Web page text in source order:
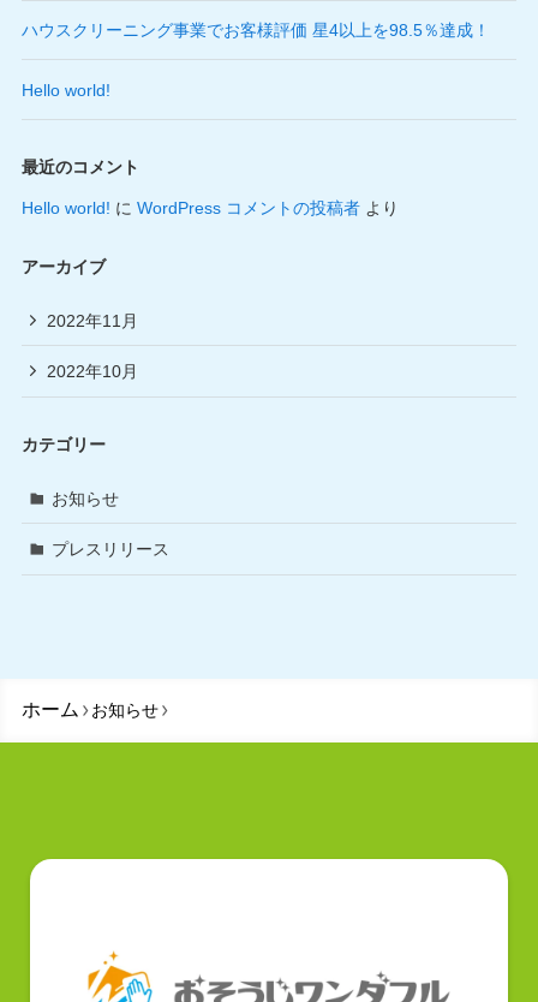
ハウスクリーニング事業でお客様評価 星4以上を98.5％達成！
Hello world!
最近のコメント
Hello world! に WordPress コメントの投稿者より
アーカイブ
2022年11月
2022年10月
カテゴリー
お知らせ
プレスリリース
ホーム お知らせ